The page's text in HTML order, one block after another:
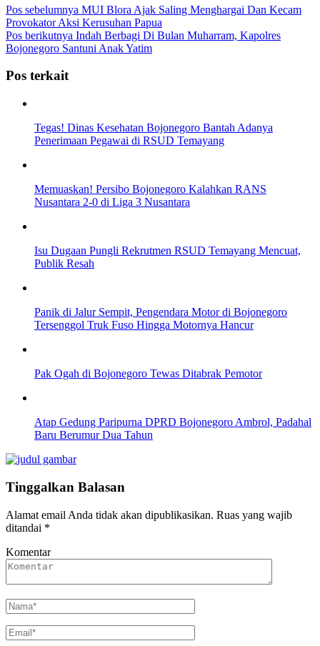
Pos sebelumnya MUI Blora Ajak Saling Menghargai Dan Kecam
Provokator Aksi Kerusuhan Papua
Pos berikutnya Indah Berbagi Di Bulan Muharram, Kapolres
Bojonegoro Santuni Anak Yatim
Pos terkait
Tegas! Dinas Kesehatan Bojonegoro Bantah Adanya
Penerimaan Pegawai di RSUD Temayang
Memuaskan! Persibo Bojonegoro Kalahkan RANS
Nusantara 2-0 di Liga 3 Nusantara
Isu Dugaan Pungli Rekrutmen RSUD Temayang Mencuat,
Publik Resah
Panik di Jalur Sempit, Pengendara Motor di Bojonegoro
Tersenggol Truk Fuso Hingga Motornya Hancur
Pak Ogah di Bojonegoro Tewas Ditabrak Pemotor
Atap Gedung Paripurna DPRD Bojonegoro Ambrol, Padahal
Baru Berumur Dua Tahun
Tinggalkan Balasan
Alamat email Anda tidak akan dipublikasikan. Ruas yang wajib
ditandai *
Komentar